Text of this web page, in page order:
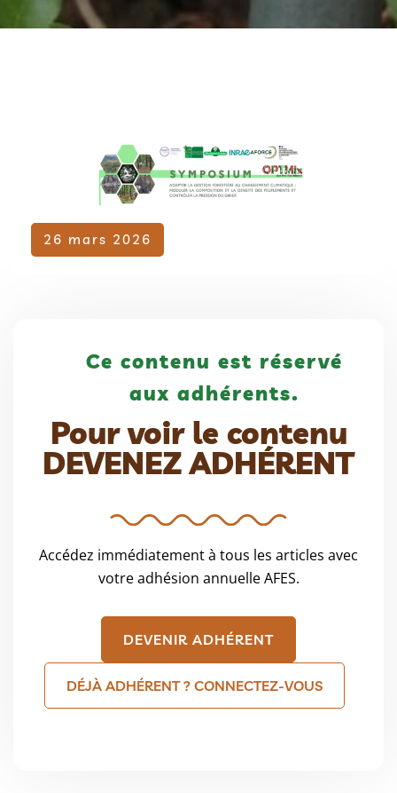
26 mars 2026
Adhérent
Ce contenu est réservé
aux adhérents.
Pour voir le contenu
DEVENEZ ADHÉRENT
Accédez immédiatement à tous les articles avec
votre adhésion annuelle AFES.
DEVENIR ADHÉRENT
DÉJÀ ADHÉRENT ? CONNECTEZ-VOUS